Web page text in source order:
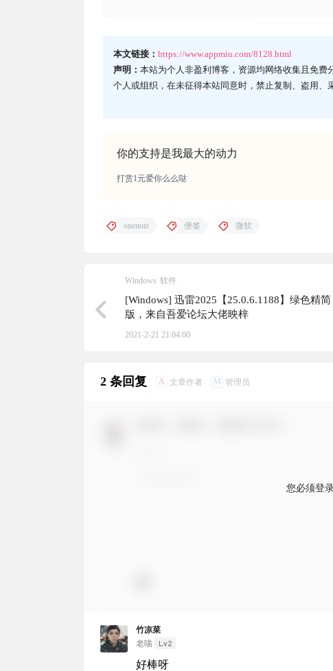
本文链接： https://www.appmiu.com/8128.html
声明： 本站为个人非盈利博客，资源均网络收集且免费
个人或组织，在未征得本站同意时，禁止复制、盗用
你的支持是我最大的动力
打赏1元爱你么么哒
onenote 便签 微软
Windows 软件
[Windows] 迅雷2025【25.0.6.1188】绿色精简
版，来自吾爱论坛大佬映梓
2021-2-21 21:04:00
2 条回复 A 文章作者 M 管理员
您必须登
竹凉菜
老喵
Lv2
好棒呀